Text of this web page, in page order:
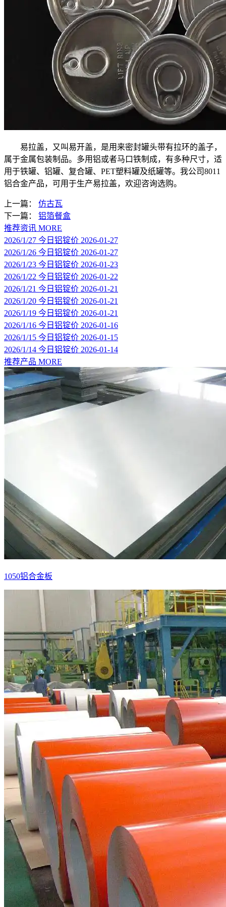
易拉盖，又叫易开盖，是用来密封罐头带有拉环的盖子，
属于金属包装制品。多用铝或者马口铁制成，有多种尺寸，适
用于铁罐、铝罐、复合罐、PET塑料罐及纸罐等。我公司8011
铝合金产品，可用于生产易拉盖，欢迎咨询选购。
上一篇： 仿古瓦
下一篇： 铝箔餐盒
推荐资讯 MORE
2026/1/27 今日铝锭价 2026-01-27
2026/1/26 今日铝锭价 2026-01-27
2026/1/23 今日铝锭价 2026-01-23
2026/1/22 今日铝锭价 2026-01-22
2026/1/21 今日铝锭价 2026-01-21
2026/1/20 今日铝锭价 2026-01-21
2026/1/19 今日铝锭价 2026-01-21
2026/1/16 今日铝锭价 2026-01-16
2026/1/15 今日铝锭价 2026-01-15
2026/1/14 今日铝锭价 2026-01-14
推荐产品 MORE
1050铝合金板